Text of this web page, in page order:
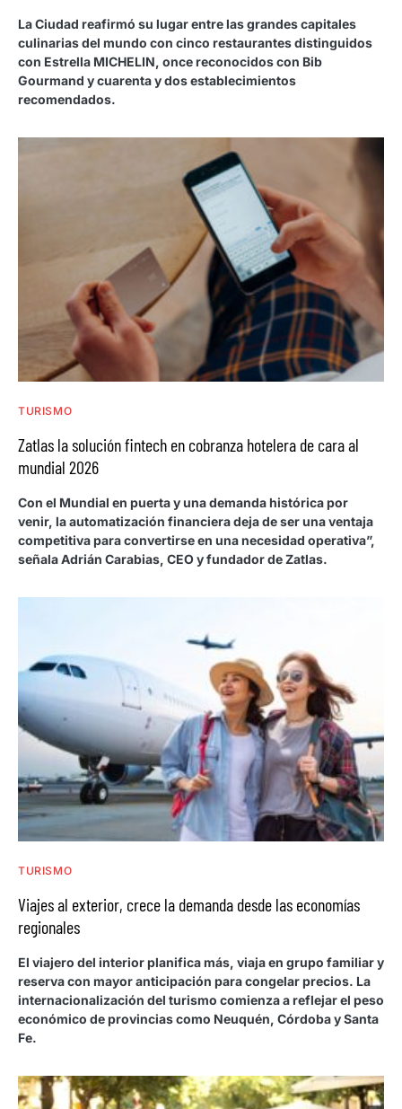
La Ciudad reafirmó su lugar entre las grandes capitales
culinarias del mundo con cinco restaurantes distinguidos
con Estrella MICHELIN, once reconocidos con Bib
Gourmand y cuarenta y dos establecimientos
recomendados.
TURISMO
Zatlas la solución fintech en cobranza hotelera de cara al
mundial 2026
Con el Mundial en puerta y una demanda histórica por
venir, la automatización financiera deja de ser una ventaja
competitiva para convertirse en una necesidad operativa”,
señala Adrián Carabias, CEO y fundador de Zatlas.
TURISMO
Viajes al exterior, crece la demanda desde las economías
regionales
El viajero del interior planifica más, viaja en grupo familiar y
reserva con mayor anticipación para congelar precios. La
internacionalización del turismo comienza a reflejar el peso
económico de provincias como Neuquén, Córdoba y Santa
Fe.